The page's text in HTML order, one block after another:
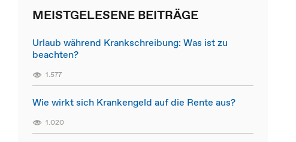
MEISTGELESENE BEITRÄGE
Urlaub während Krankschreibung: Was ist zu
beachten?
1.577
Wie wirkt sich Krankengeld auf die Rente aus?
1.020